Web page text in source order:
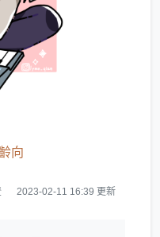
向
2023-02-11 16:39 更新